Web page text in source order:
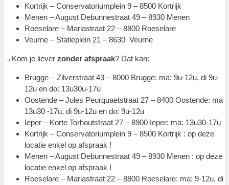
Kortrijk – Conservatoriumplein 9 – 8500 Kortrijk
Menen – August Debunnestraat 49 – 8930 Menen
Roeselare – Mariastraat 22 – 8800 Roeselare
Veurne – Statieplein 21 – 8630 Veurne
→Kom je liever zonder afspraak? Dat kan:
Brugge – Zilverstraat 43 – 8000 Brugge: ma: 9u-12u, di 9u-
12u en do: 13u30u-17u
Oostende – Jules Peurquaetstraat 27 – 8400 Oostende: ma
13u30 -17u, di 9u-12u en do: 9u-12u
Ieper – Korte Torhoutstraat 27 – 8900 Ieper: ma: 13u30-17u
Kortrijk – Conservatoriumplein 9 – 8500 Kortrijk : op deze
locatie enkel op afspraak !
Menen – August Debunnestraat 49 – 8930 Menen : op deze
locatie enkel op afspraak !
Roeselare – Mariastraat 22 – 8800 Roeselare: ma: 9-12u, di